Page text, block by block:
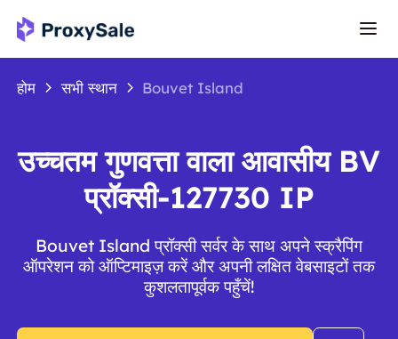
होम सभी स्थान Bouvet Island
उच्चतम गुणवत्ता वाला आवासीय BV
प्रॉक्सी-127730 IP
Bouvet Island प्रॉक्सी सर्वर के साथ अपने स्क्रैपिंग
ऑपरेशन को ऑप्टिमाइज़ करें और अपनी लक्षित वेबसाइटों तक
कुशलतापूर्वक पहुँचें!